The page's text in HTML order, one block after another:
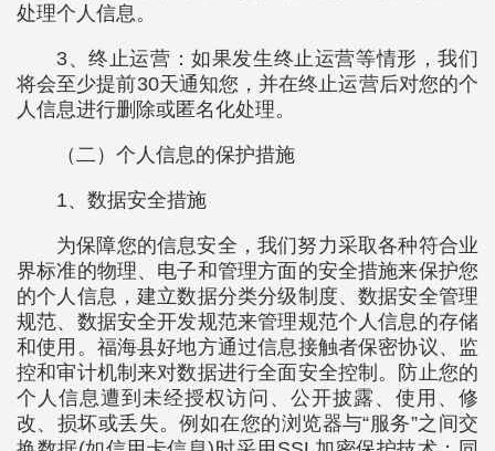
处理个人信息。
3、终止运营：如果发生终止运营等情形，我们
将会至少提前30天通知您，并在终止运营后对您的个
人信息进行删除或匿名化处理。
（二）个人信息的保护措施
1、数据安全措施
为保障您的信息安全，我们努力采取各种符合业
界标准的物理、电子和管理方面的安全措施来保护您
的个人信息，建立数据分类分级制度、数据安全管理
规范、数据安全开发规范来管理规范个人信息的存储
和使用。福海县好地方通过信息接触者保密协议、监
控和审计机制来对数据进行全面安全控制。防止您的
个人信息遭到未经授权访问、公开披露、使用、修
改、损坏或丢失。例如在您的浏览器与“服务”之间交